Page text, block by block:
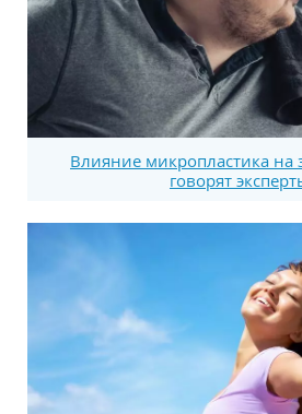
Влияние микропластика на
говорят